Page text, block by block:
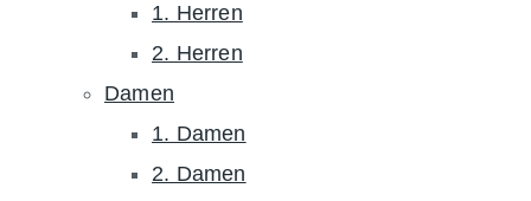
1. Herren
2. Herren
Damen
1. Damen
2. Damen